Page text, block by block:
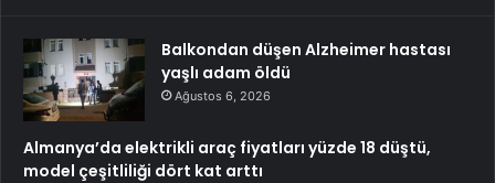
Balkondan düşen Alzheimer hastası
yaşlı adam öldü
Ağustos 6, 2026
Almanya’da elektrikli araç fiyatları yüzde 18 düştü,
model çeşitliliği dört kat arttı